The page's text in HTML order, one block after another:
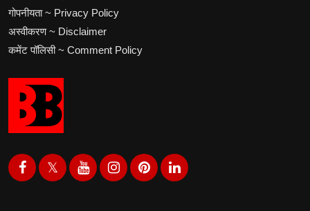
गोपनीयता ~ Privacy Policy
अस्वीकरण ~ Disclaimer
कमेंट पॉलिसी ~ Comment Policy